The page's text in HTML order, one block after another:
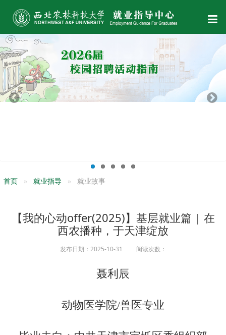
首页 就业指导 就业故事
【我的心动offer(2025)】基层就业篇 | 在
西农播种，于天津绽放
发布日期：2025-10-31 阅读次数：
聂利辰
动物医学院/兽医专业